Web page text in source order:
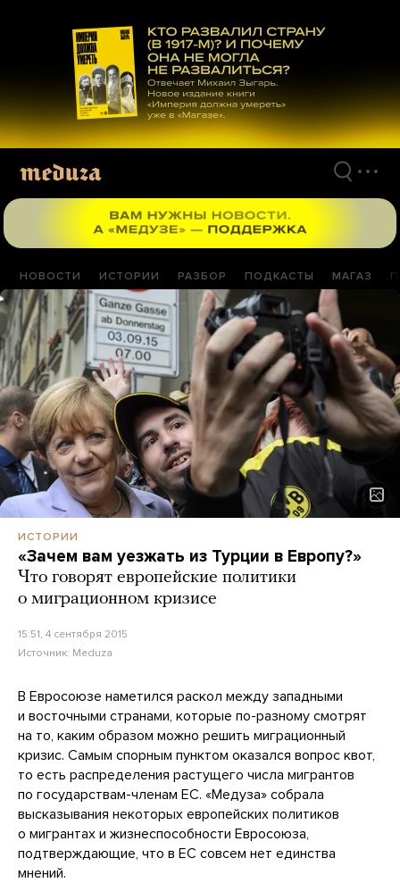
материалам
НОВОСТИ ИСТОРИИ РАЗБОР ПОДКАСТЫ МАГАЗ
ИСТОРИИ
«Зачем вам уезжать из Турции в Европу?»
Что говорят европейские политики
о миграционном кризисе
15:51, 4 сентября 2015
Источник: Meduza
В Евросоюзе наметился раскол между западными
и восточными странами, которые по-разному смотрят
на то, каким образом можно решить миграционный
кризис. Самым спорным пунктом оказался вопрос квот,
то есть распределения растущего числа мигрантов
по государствам-членам ЕС. «Медуза» собрала
высказывания некоторых европейских политиков
о мигрантах и жизнеспособности Евросоюза,
подтверждающие, что в ЕС совсем нет единства
мнений.